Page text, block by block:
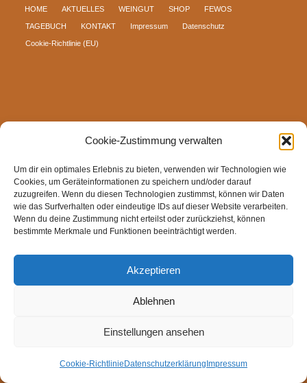
Cookie-Zustimmung verwalten
Um dir ein optimales Erlebnis zu bieten, verwenden wir Technologien wie
Cookies, um Geräteinformationen zu speichern und/oder darauf
zuzugreifen. Wenn du diesen Technologien zustimmst, können wir Daten
wie das Surfverhalten oder eindeutige IDs auf dieser Website verarbeiten.
Wenn du deine Zustimmung nicht erteilst oder zurückziehst, können
bestimmte Merkmale und Funktionen beeinträchtigt werden.
Akzeptieren
Ablehnen
Einstellungen ansehen
Cookie-Richtlinie Datenschutzerklärung Impressum
HOME AKTUELLES WEINGUT SHOP FEWOS
TAGEBUCH KONTAKT Impressum Datenschutz
Cookie-Richtlinie (EU)